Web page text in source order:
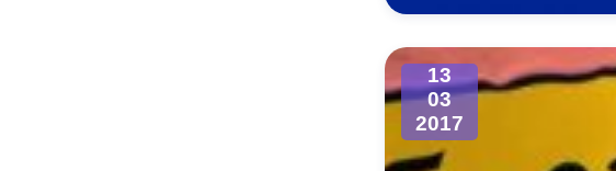
Муниципальный контроль
13
03
2017